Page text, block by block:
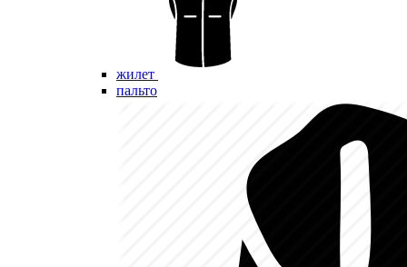
жилет
пальто